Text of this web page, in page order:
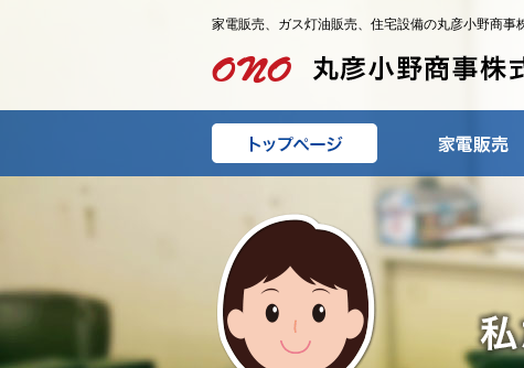
家電販売、ガス灯油販売、住宅設備の丸彦小野商事